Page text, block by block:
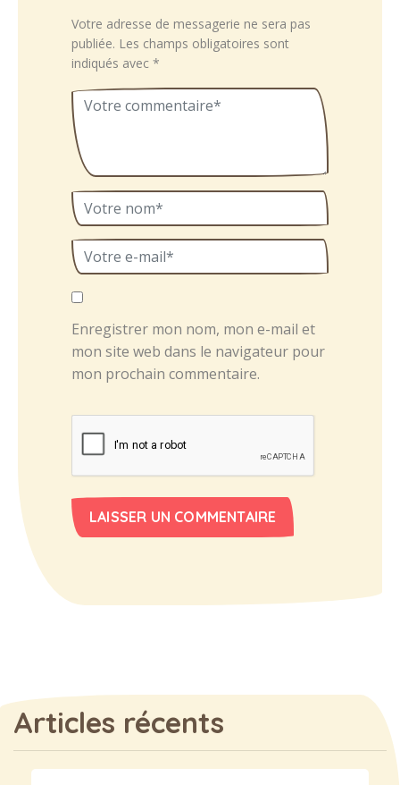
Votre adresse de messagerie ne sera pas
publiée. Les champs obligatoires sont
indiqués avec *
Enregistrer mon nom, mon e-mail et
mon site web dans le navigateur pour
mon prochain commentaire.
Articles récents